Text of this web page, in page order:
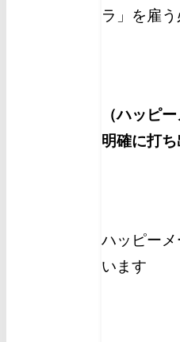
ラ」を雇
（ハッピ
明確に打ち
ハッピー
います